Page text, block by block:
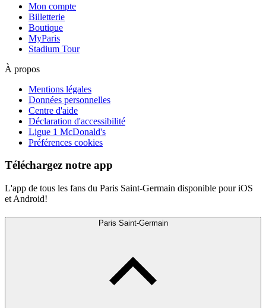
Mon compte
Billetterie
Boutique
MyParis
Stadium Tour
À propos
Mentions légales
Données personnelles
Centre d'aide
Déclaration d'accessibilité
Ligue 1 McDonald's
Préférences cookies
Téléchargez notre app
L'app de tous les fans du Paris Saint-Germain disponible pour iOS
et Android!
Paris Saint-Germain